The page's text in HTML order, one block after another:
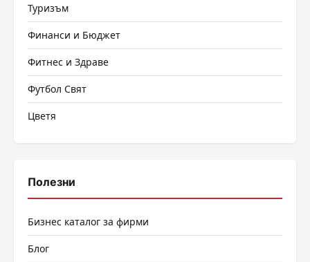
Туризъм
Финанси и Бюджет
Фитнес и Здраве
Футбол Свят
Цветя
Полезни
Бизнес каталог за фирми
Блог